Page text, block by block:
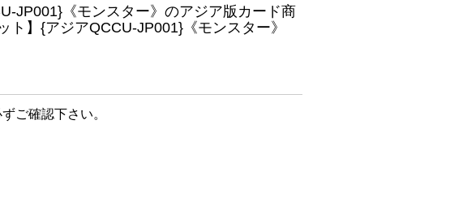
JP001}《モンスター》のアジア版カード商
】{アジアQCCU-JP001}《モンスター》
ご確認下さい。